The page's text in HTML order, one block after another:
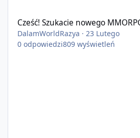
Cześć! Szukacie nowego
DalamWorldRazya ·23 Lutego
0 odpowiedzi809 wyświetleń